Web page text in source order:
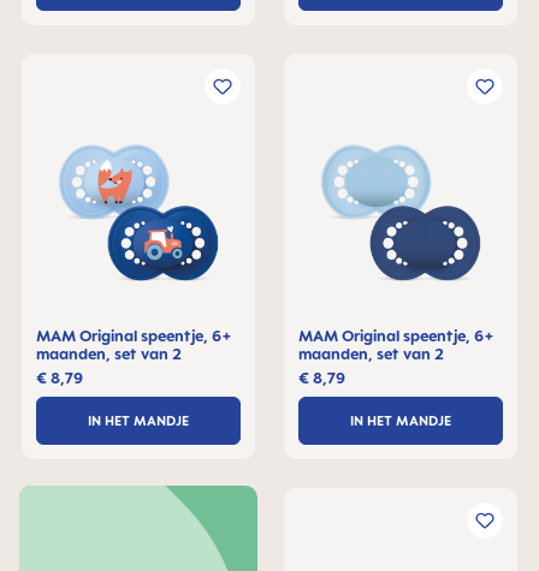
MAM Original speentje, 6+
maanden, set van 2
€ 8,79
IN HET MANDJE
MAM Original speentje, 6+
maanden, set van 2
€ 8,79
IN HET MANDJE